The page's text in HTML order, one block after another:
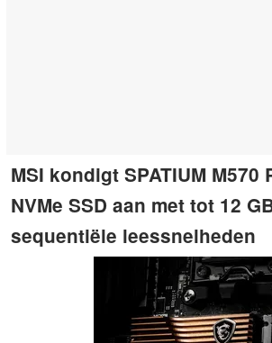
MSI kondigt SPATIUM M570
NVMe SSD aan met tot 12
sequentiële leessnelheden